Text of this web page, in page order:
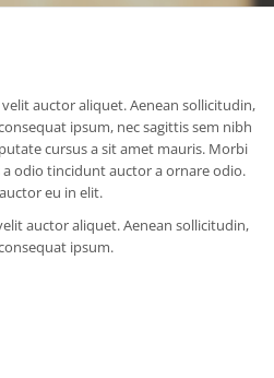
auctor aliquet. Aenean sollicitudin,
ipsum, nec sagittis sem nibh
cursus a sit amet mauris. Morbi
odio tincidunt auctor a ornare odio.
eu in elit.
auctor aliquet. Aenean sollicitudin,
ipsum.